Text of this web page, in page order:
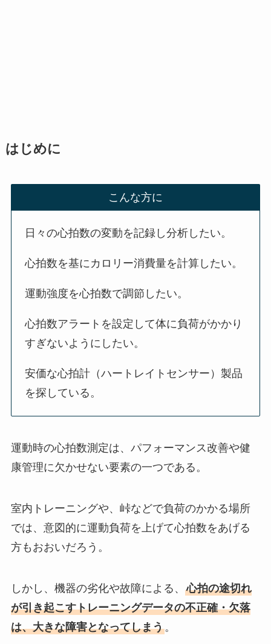
はじめに
こんな方に
日々の心拍数の変動を記録し分析したい。
心拍数を基にカロリー消費量を計算したい。
運動強度を心拍数で調節したい。
心拍数アラートを設定して体に負荷がかかり
すぎないようにしたい。
安価な心拍計（ハートレイトセンサー）製品
を探している。
運動時の心拍数測定は、パフォーマンス改善や健
康管理に欠かせない要素の一つである。
室内トレーニングや、峠などで負荷のかかる場所
では、意図的に運動負荷を上げて心拍数をあげる
方もおおいだろう。
しかし、機器の劣化や故障による、 心拍の途切れ
が引き起こすトレーニングデータの不正確・欠落
は、大きな障害となってしまう。